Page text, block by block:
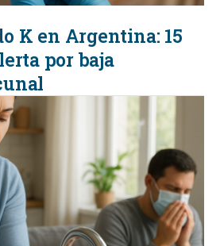
K en Argentina: 15
por baja